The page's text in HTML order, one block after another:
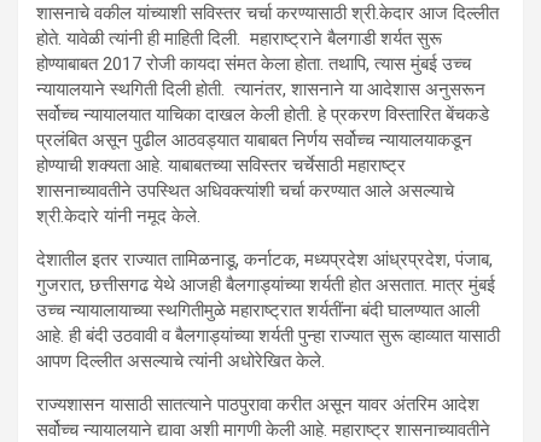
शासनाचे वकील यांच्याशी सविस्तर चर्चा करण्यासाठी श्री.केदार आज दिल्लीत
होते. यावेळी त्यांनी ही माहिती दिली. महाराष्ट्राने बैलगाडी शर्यत सुरू
होण्याबाबत 2017 रोजी कायदा संमत केला होता. तथापि, त्यास मुंबई उच्च
न्यायालयाने स्थगिती दिली होती. त्यानंतर, शासनाने या आदेशास अनुसरून
सर्वोच्च न्यायालयात याचिका दाखल केली होती. हे प्रकरण विस्तारित बेंचकडे
प्रलंबित असून पुढील आठवड्यात याबाबत निर्णय सर्वोच्च न्यायालयाकडून
होण्याची शक्यता आहे. याबाबतच्या सविस्तर चर्चेसाठी महाराष्ट्र
शासनाच्यावतीने उपस्थित अधिवक्त्यांशी चर्चा करण्यात आले असल्याचे
श्री.केदारे यांनी नमूद केले.
देशातील इतर राज्यात तामिळनाडू, कर्नाटक, मध्यप्रदेश आंध्रप्रदेश, पंजाब,
गुजरात, छत्तीसगढ येथे आजही बैलगाड्यांच्या शर्यती होत असतात. मात्र मुंबई
उच्च न्यायालायाच्या स्थगितीमुळे महाराष्ट्रात शर्यतींना बंदी घालण्यात आली
आहे. ही बंदी उठवावी व बैलगाड्यांच्या शर्यती पुन्हा राज्यात सुरू व्हाव्यात यासाठी
आपण दिल्लीत असल्याचे त्यांनी अधोरेखित केले.
राज्यशासन यासाठी सातत्याने पाठपुरावा करीत असून यावर अंतरिम आदेश
सर्वोच्च न्यायालयाने द्यावा अशी मागणी केली आहे. महाराष्ट्र शासनाच्यावतीने